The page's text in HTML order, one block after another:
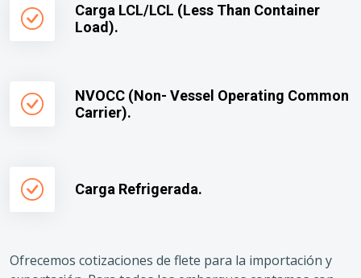
Carga LCL/LCL (Less Than Container
Load).
NVOCC (Non- Vessel Operating Common
Carrier).
Carga Refrigerada.
Ofrecemos cotizaciones de flete para la importación y